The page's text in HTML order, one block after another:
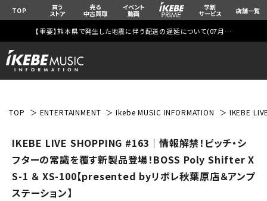
TOP 買う
ストア
売る
中古買取
イベント
動画
学割
サービス 店舗一覧
【重要】熊本県で発生した地震に伴う配送の遅延について(07月29日
TOP ENTERTAINMENT Ikebe MUSIC INFORMATION IKEBE
IKEBE LIVE SHOPPING #163｜情報解禁！ピッチ・シ
フターの常識を覆す新製品登場！BOSS Poly Shifter X
S-1 ＆ XS-100【presented byリボレ秋葉原店＆アンプ
ステーション】